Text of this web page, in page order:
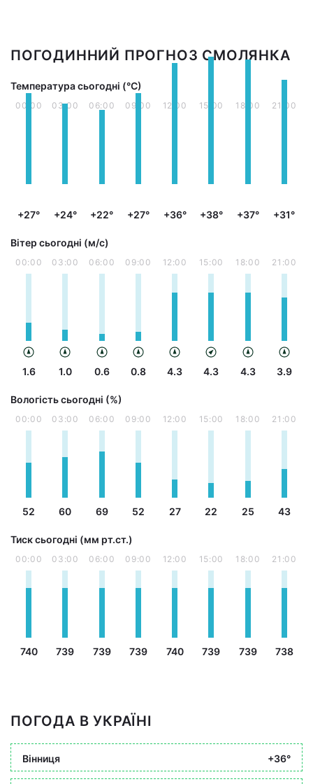
ПОГОДИННИЙ ПРОГНОЗ СМОЛЯНКА
Температура сьогодні (°С)
00:00
+27°
03:00
+24°
06:00
+22°
09:00
+27°
12:00
+36°
15:00
+38°
18:00
+37°
21:00
+31°
Вітер сьогодні (м/с)
00:00
1.6
03:00
1.0
06:00
0.6
09:00
0.8
12:00
4.3
15:00
4.3
18:00
4.3
21:00
3.9
Вологість сьогодні (%)
00:00
52
03:00
60
06:00
69
09:00
52
12:00
27
15:00
22
18:00
25
21:00
43
Тиск сьогодні (мм рт.ст.)
00:00
740
03:00
739
06:00
739
09:00
739
12:00
740
15:00
739
18:00
739
21:00
738
ПОГОДА В УКРАЇНІ
Вінниця +36°